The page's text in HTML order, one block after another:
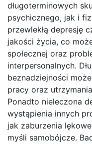
długoterminowych
psychicznego, jak i
przewlekłą depresję
jakości życia, co
społecznej oraz
interpersonalnych.
beznadziejności
pracy oraz
Ponadto nieleczona
wystąpienia innych
jak zaburzenia
myśli samobójcze.